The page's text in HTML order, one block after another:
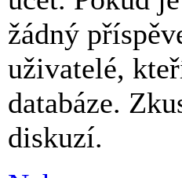
žádný
uživatelé,
databáze.
diskuzí.